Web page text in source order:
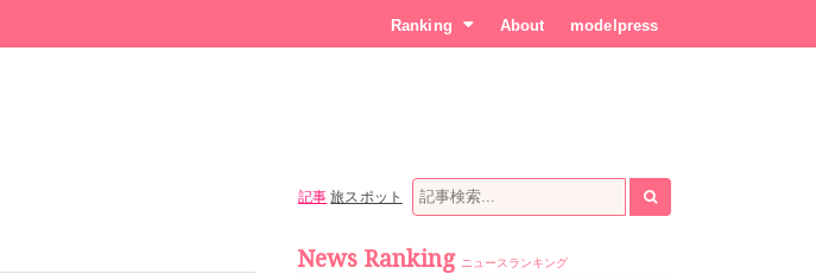
Ranking About modelpress
記事 旅スポット
News Ranking ニュースランキング